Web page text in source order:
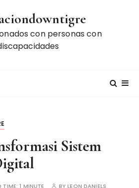
con personas con
Sistem
TIME:1 MINUTE BYLEON DANIELS